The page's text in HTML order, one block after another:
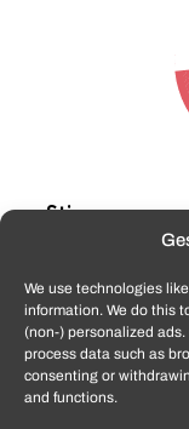
We use technologies
information. We do this
(non-) personalized
process data such as
consenting or
and functions.
Stiamo
smartphone
di tutte le